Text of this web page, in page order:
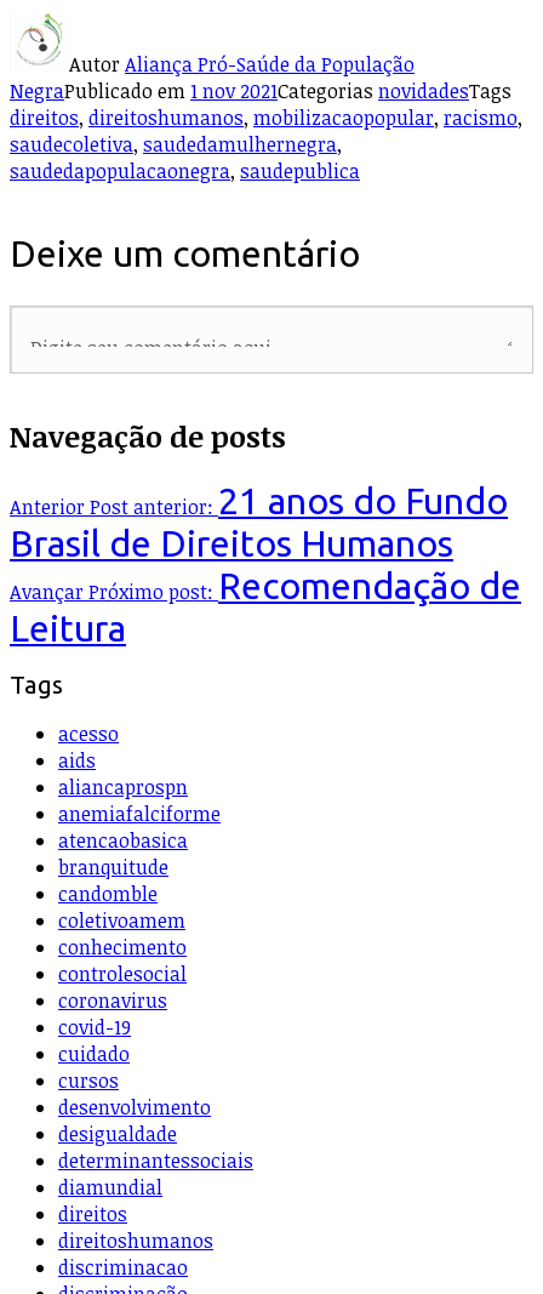
AutorAliança Pró-Saúde da População
NegraPublicado em1 nov 2021Categorias novidadesTags
direitos, direitoshumanos, mobilizacaopopular, racismo,
saudecoletiva, saudedamulhernegra,
saudedapopulacaonegra, saudepublica
Deixe um comentário
Navegação de posts
AnteriorPost anterior: 21 anos do Fundo
Brasil de Direitos Humanos
AvançarPróximo post: Recomendação de
Leitura
Tags
acesso
aids
aliancaprospn
anemiafalciforme
atencaobasica
branquitude
candomble
coletivoamem
conhecimento
controlesocial
coronavirus
covid-19
cuidado
cursos
desenvolvimento
desigualdade
determinantessociais
diamundial
direitos
direitoshumanos
discriminacao